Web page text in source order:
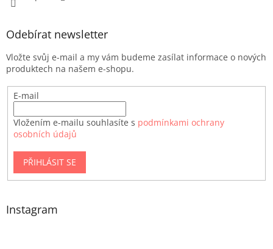
Odebírat newsletter
Vložte svůj e-mail a my vám budeme zasílat informace o nových
produktech na našem e-shopu.
E-mail
Vložením e-mailu souhlasíte s podmínkami ochrany
osobních údajů
PŘIHLÁSIT SE
Instagram